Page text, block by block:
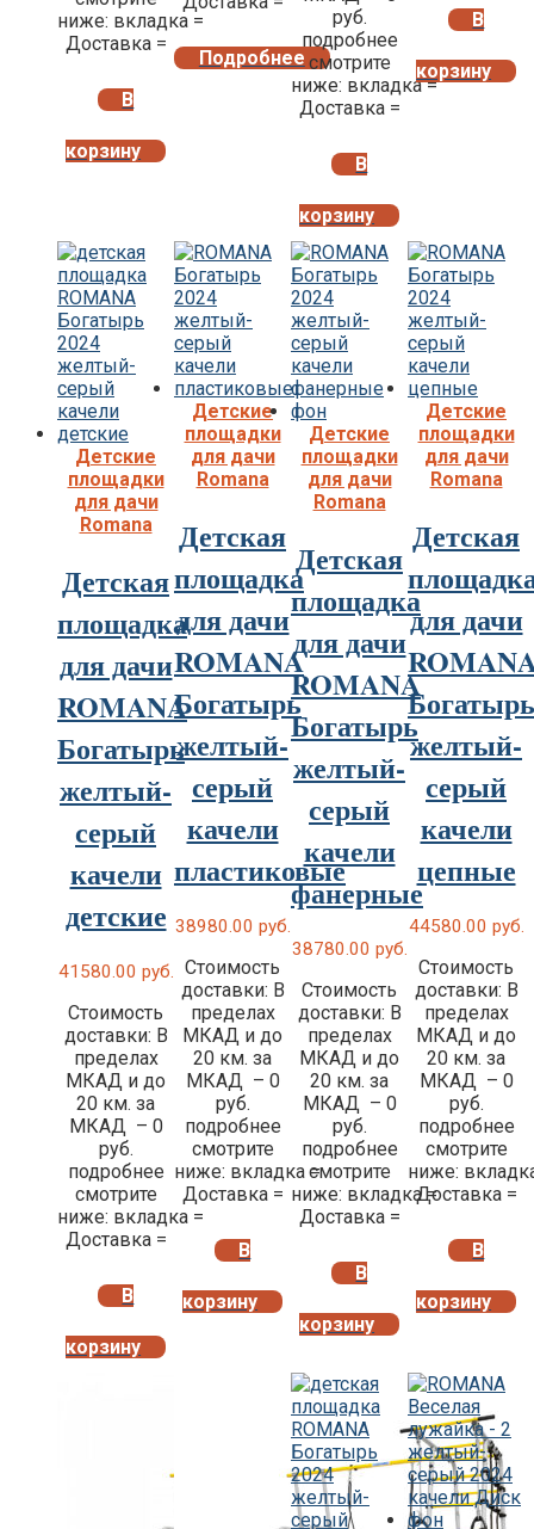
ниже: вкладка =
Доставка =
В
корзину
Подробнее
руб.
подробнее
смотрите
ниже: вкладка =
Доставка =
В
корзину
В
корзину
Детские
площадки
для дачи
Romana
Детская
площадка
для дачи
ROMANA
Богатырь
желтый-
серый
качели
детские
41580.00 руб.
Стоимость
доставки: В
пределах
МКАД и до
20 км. за
МКАД – 0
руб.
подробнее
смотрите
ниже: вкладка =
Доставка =
В
корзину
Детские
площадки
для дачи
Romana
Детская
площадка
для дачи
ROMANA
Богатырь
желтый-
серый
качели
пластиковые
38980.00 руб.
Стоимость
доставки: В
пределах
МКАД и до
20 км. за
МКАД – 0
руб.
подробнее
смотрите
ниже: вкладка =
Доставка =
В
корзину
Детские
площадки
для дачи
Romana
Детская
площадка
для дачи
ROMANA
Богатырь
желтый-
серый
качели
фанерные
38780.00 руб.
Стоимость
доставки: В
пределах
МКАД и до
20 км. за
МКАД – 0
руб.
подробнее
смотрите
ниже: вкладка =
Доставка =
В
корзину
Детские
площадки
для дачи
Romana
Детская
для дачи
Богатырь
желтый-
серый
качели
цепные
44580.00 руб.
Стоимость
доставки: В
пределах
МКАД и до
20 км. за
МКАД – 0
руб.
подробнее
смотрите
ниже:
Доставка =
В
корзину